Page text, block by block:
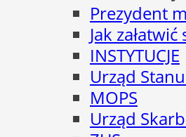
Prezydent
Jak
INSTYTUCJE
Urząd
MOPS
Urząd